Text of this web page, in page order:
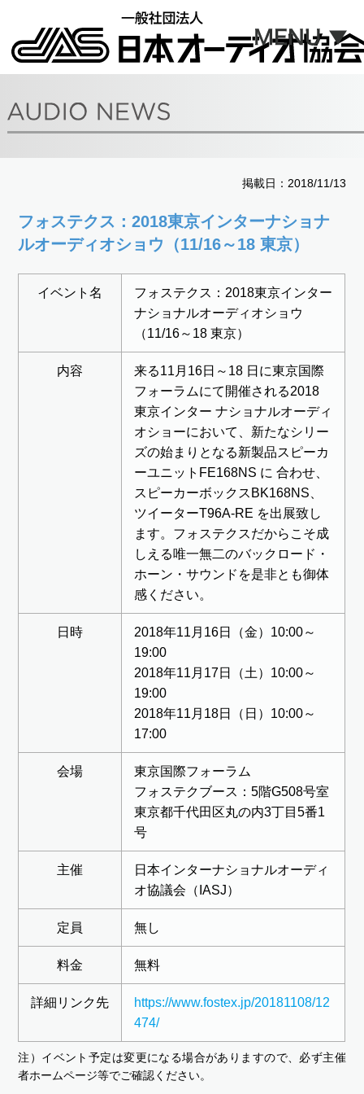
掲載日：2018/11/13
フォステクス：2018東京インターナショナ
ルオーディオショウ（11/16～18 東京）
イベント名
フォステクス：2018東京インター
ナショナルオーディオショウ
（11/16～18 東京）
内容
来る11月16日～18 日に東京国際
フォーラムにて開催される2018
東京インター ナショナルオーディ
オショーにおいて、新たなシリー
ズの始まりとなる新製品スピーカ
ーユニットFE168NS に 合わせ、
スピーカーボックスBK168NS、
ツイーターT96A-RE を出展致し
ます。フォステクスだからこそ成
しえる唯一無二のバックロード・
ホーン・サウンドを是非とも御体
感ください。
日時
2018年11月16日（金）10:00～
19:00
2018年11月17日（土）10:00～
19:00
2018年11月18日（日）10:00～
17:00
会場
東京国際フォーラム
フォステクブース：5階G508号室
東京都千代田区丸の内3丁目5番1
号
主催
日本インターナショナルオーディ
オ協議会（IASJ）
定員 無し
料金 無料
詳細リンク先
https://www.fostex.jp/20181108/12
474/
注）イベント予定は変更になる場合がありますので、必ず主催
者ホームページ等でご確認ください。